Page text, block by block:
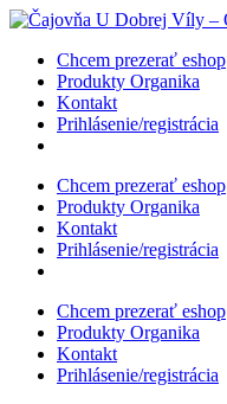
Skip
contentChcem prezerať eshop
Produkty Organika
Kontakt
Prihlásenie/registrácia
Chcem prezerať eshop
Produkty Organika
Kontakt
Prihlásenie/registrácia
Chcem prezerať eshop
Produkty Organika
Kontakt
Prihlásenie/registrácia